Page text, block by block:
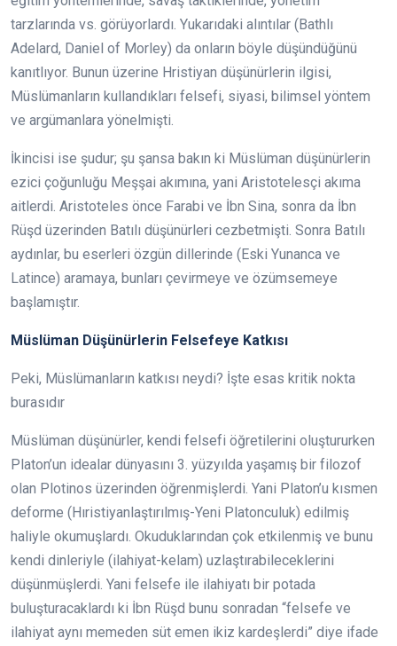
tarzlarında vs. görüyorlardı. Yukarıdaki alıntılar (Bathlı
Adelard, Daniel of Morley) da onların böyle düşündüğünü
kanıtlıyor. Bunun üzerine Hristiyan düşünürlerin ilgisi,
Müslümanların kullandıkları felsefi, siyasi, bilimsel yöntem
ve argümanlara yönelmişti.
İkincisi ise şudur; şu şansa bakın ki Müslüman düşünürlerin
ezici çoğunluğu Meşşai akımına, yani Aristotelesçi akıma
aitlerdi. Aristoteles önce Farabi ve İbn Sina, sonra da İbn
Rüşd üzerinden Batılı düşünürleri cezbetmişti. Sonra Batılı
aydınlar, bu eserleri özgün dillerinde (Eski Yunanca ve
Latince) aramaya, bunları çevirmeye ve özümsemeye
başlamıştır.
Müslüman Düşünürlerin Felsefeye Katkısı
Peki, Müslümanların katkısı neydi? İşte esas kritik nokta
burasıdır
Müslüman düşünürler, kendi felsefi öğretilerini oluştururken
Platon’un idealar dünyasını 3. yüzyılda yaşamış bir filozof
olan Plotinos üzerinden öğrenmişlerdi. Yani Platon’u kısmen
deforme (Hıristiyanlaştırılmış-Yeni Platonculuk) edilmiş
haliyle okumuşlardı. Okuduklarından çok etkilenmiş ve bunu
kendi dinleriyle (ilahiyat-kelam) uzlaştırabileceklerini
düşünmüşlerdi. Yani felsefe ile ilahiyatı bir potada
buluşturacaklardı ki İbn Rüşd bunu sonradan “felsefe ve
ilahiyat aynı memeden süt emen ikiz kardeşlerdi” diye ifade